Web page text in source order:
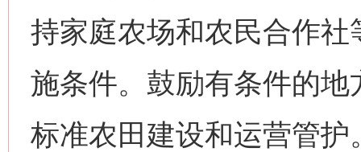
持家庭农场和农民合作
施条件。鼓励有条件的
标准农田建设和运营管